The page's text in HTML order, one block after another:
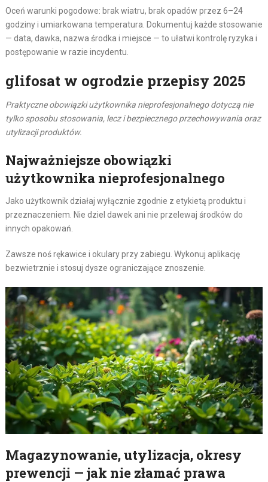
Oceń warunki pogodowe: brak wiatru, brak opadów przez 6–24
godziny i umiarkowana temperatura. Dokumentuj każde stosowanie
— data, dawka, nazwa środka i miejsce — to ułatwi kontrolę ryzyka i
postępowanie w razie incydentu.
glifosat w ogrodzie przepisy 2025
Praktyczne obowiązki użytkownika nieprofesjonalnego dotyczą nie
tylko sposobu stosowania, lecz i bezpiecznego przechowywania oraz
utylizacji produktów.
Najważniejsze obowiązki
użytkownika nieprofesjonalnego
Jako użytkownik działaj wyłącznie zgodnie z etykietą produktu i
przeznaczeniem. Nie dziel dawek ani nie przelewaj środków do
innych opakowań.
Zawsze noś rękawice i okulary przy zabiegu. Wykonuj aplikację
bezwietrznie i stosuj dysze ograniczające znoszenie.
Magazynowanie, utylizacja, okresy
prewencji — jak nie złamać prawa